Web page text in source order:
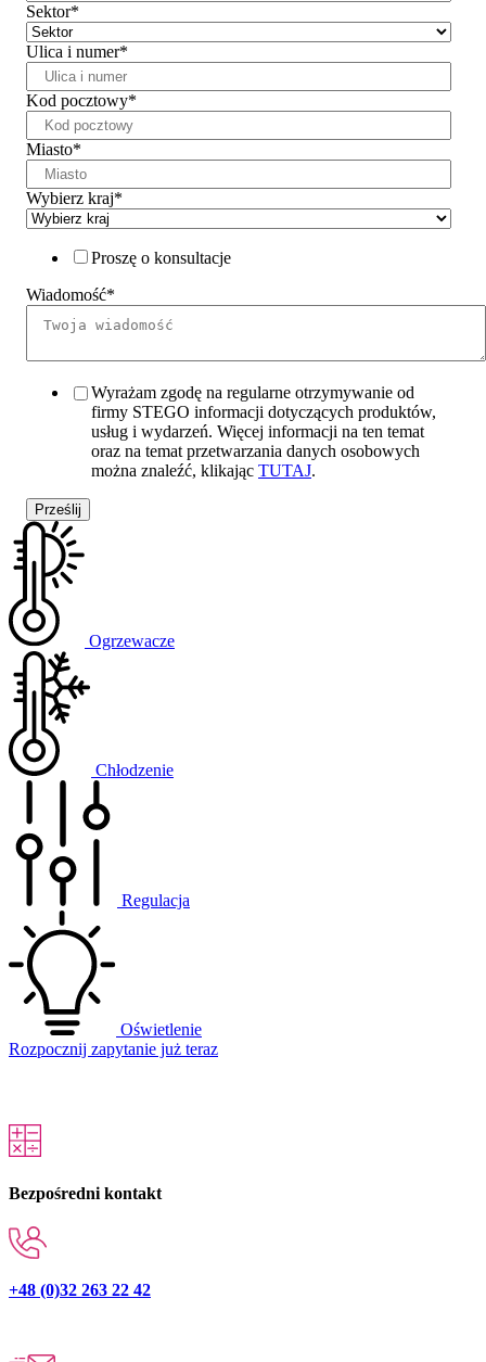
Sektor*
Ulica i numer*
Kod pocztowy*
Miasto*
Wybierz kraj*
Proszę o konsultacje
Wiadomość*
Wyrażam zgodę na regularne otrzymywanie od
firmy STEGO informacji dotyczących produktów,
usług i wydarzeń. Więcej informacji na ten temat
oraz na temat przetwarzania danych osobowych
można znaleźć, klikając TUTAJ.
Ogrzewacze
Chłodzenie
Regulacja
Oświetlenie
Rozpocznij zapytanie już teraz
Bezpośredni kontakt
+48 (0)32 263 22 42